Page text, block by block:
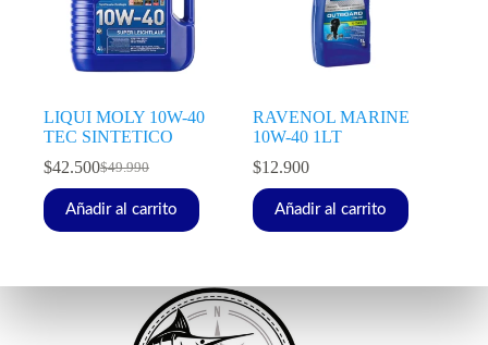
LIQUI MOLY 10W-40
TEC SINTETICO
$49.990
$42.500
Añadir al carrito
RAVENOL MARINE
10W-40 1LT
$12.900
Añadir al carrito